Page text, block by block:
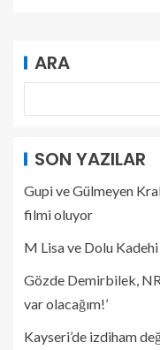
ARA
SON YAZILAR
Gupi ve Gülmeyen
filmi oluyor
M Lisa ve Dolu
Gözde Demirbilek,
var olacağım!’
Kayseri’de izdiham